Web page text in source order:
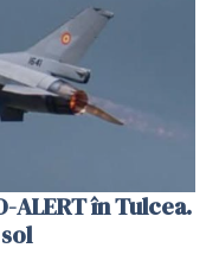
ALERT în Tulcea.